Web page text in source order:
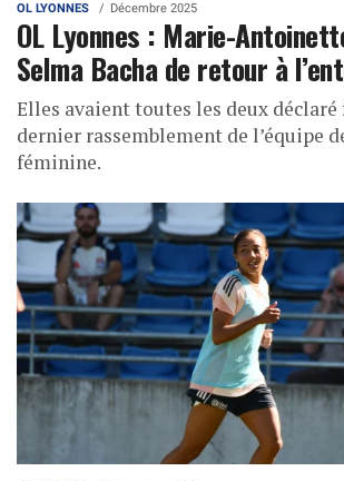
OL LYONNES Décembre 2025
OL Lyonnes : Marie-
Selma Bacha de retour à
Elles avaient toutes les deux
dernier rassemblement de l’équipe
féminine.